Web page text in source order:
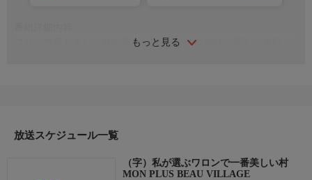
もっと見る
ワロンで最も美しい村の座をかけ、6つの自治体が新たに参戦。
放送スケジュール一覧
（字）私が選ぶワロンで一番美しい村
MON PLUS BEAU VILLAGE